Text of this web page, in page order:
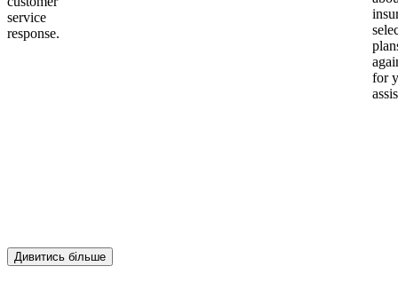
service
response.
for
Дивитись більше